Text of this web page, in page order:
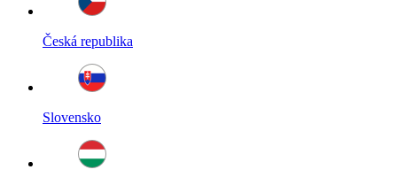
Česká republika
Slovensko